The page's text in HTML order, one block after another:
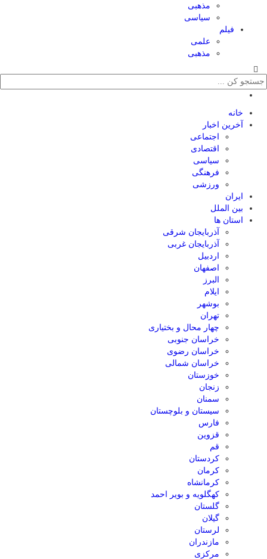
مذهبی
سیاسی
فیلم
علمی
مذهبی
خانه
آخرین اخبار
اجتماعی
اقتصادی
سیاسی
فرهنگی
ورزشی
ایران
بین الملل
استان ها
آذربایجان شرقی
آذربایجان غربی
اردبیل
اصفهان
البرز
ایلام
بوشهر
تهران
چهار محال و بختیاری
خراسان جنوبی
خراسان رضوی
خراسان شمالی
خوزستان
زنجان
سمنان
سیستان و بلوچستان
فارس
قزوین
قم
کردستان
کرمان
کرمانشاه
کهگلویه و بویر احمد
گلستان
گیلان
لرستان
مازندران
مرکزی